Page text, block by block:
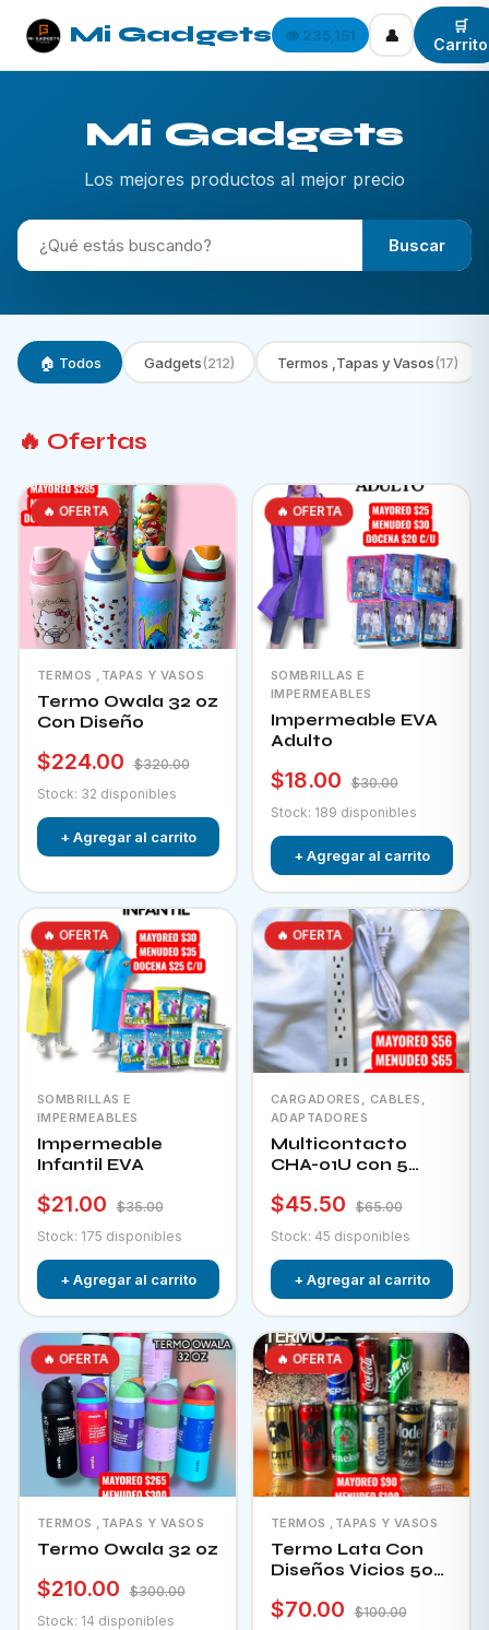
Mi Gadgets 👁️ 235,151 👤
🛒
Carrito
Mi Gadgets
Los mejores productos al mejor precio
Buscar
🏠 Todos Gadgets(212) Termos ,Tapas y Vasos(17)
🔥 Ofertas
🔥 OFERTA
TERMOS ,TAPAS Y VASOS
Termo Owala 32 oz
Con Diseño
$224.00
$320.00
Stock: 32 disponibles
+ Agregar al carrito
🔥 OFERTA
SOMBRILLAS E
IMPERMEABLES
Impermeable EVA
Adulto
$18.00
$30.00
Stock: 189 disponibles
+ Agregar al carrito
🔥 OFERTA
SOMBRILLAS E
IMPERMEABLES
Impermeable
Infantil EVA
$21.00
$35.00
Stock: 175 disponibles
+ Agregar al carrito
🔥 OFERTA
CARGADORES, CABLES,
ADAPTADORES
Multicontacto
CHA-01U con 5
puertos usb e
$45.50
$65.00
Stock: 45 disponibles
+ Agregar al carrito
🔥 OFERTA
TERMOS ,TAPAS Y VASOS
Termo Owala 32 oz
$210.00
$300.00
Stock: 14 disponibles
🔥 OFERTA
TERMOS ,TAPAS Y VASOS
Termo Lata Con
Diseños Vicios 500
$70.00
$100.00